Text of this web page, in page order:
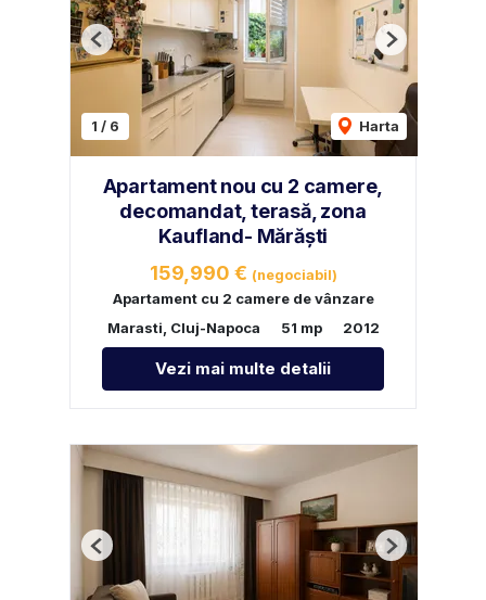
1 / 6 Harta
Previous Next
Apartament nou cu 2 camere,
decomandat, terasă, zona
Kaufland- Mărăști
159,990 € (negociabil)
Apartament cu 2 camere de vânzare
Marasti, Cluj-Napoca
51 mp 2012
Vezi mai multe detalii
Previous Next